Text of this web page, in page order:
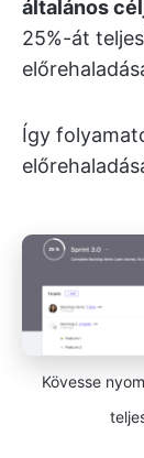
általános
25%-át
Így
Kövesse